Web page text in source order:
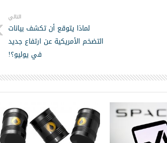
التالي
لماذا يتوقع أن تكشف بيانات
التضخم الأمريكية عن ارتفاع جديد
في يوليو؟!